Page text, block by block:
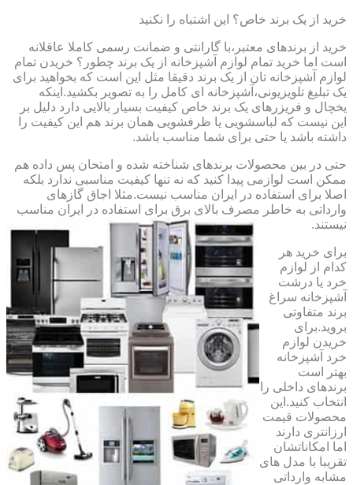
خرید از یک برند خاص؟ این اشتباه را نکنید
خرید از برندهای معتبر،با گارانتی و ضمانت رسمی کاملا عاقلانه
است اما خرید تمام لوازم آشپزخانه از یک برند چطور؟ خریدن تمام
لوازم آشپزخانه تان از یک برند دقیقا مثل این است که بخواهید برای
یک تبلیغ تلویزیونی،آشپزخانه ای کامل را به تصویر بکشید.اینکه
یخچال و فریزرهای یک برند خاص کیفیت بسیار بالایی دارد دلیل بر
این نیست که لباسشویی یا ظرفشویی همان برند هم این کیفیت را
داشته باشد یا حتی برای شما مناسب باشد.
حتی در بین محصولات برندهای شناخته شده و امتحان پس داده هم
ممکن است لوازمی پیدا کنید که نه تنها کیفیت مناسبی ندارد بلکه
اصلا برای استفاده در ایران مناسب نیست.مثلا اجاق گازهای
وارداتی به خاطر مصرف بالای برق برای استفاده در ایران مناسب
نیستند.
برای خرید هر
کدام از لوازم
خرد یا درشت
آشپزخانه سراغ
برند متفاوتی
بروید.برای
خریدن لوازم
خرد آشپزخانه
بهتر است
برندهای داخلی را
انتخاب کنید.این
محصولات قیمت
ارزانتری دارند
اما امکاناتشان
تقریبا با مدل های
مشابه وارداتی